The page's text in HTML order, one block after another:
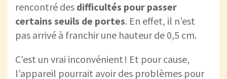
rencontré des difficultés pour passer
certains seuils de portes. En effet, il n’est
pas arrivé à franchir une hauteur de 0,5 cm.
C’est un vrai inconvénient ! Et pour cause,
l’appareil pourrait avoir des problèmes pour